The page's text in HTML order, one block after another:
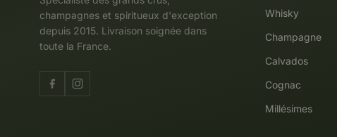
champagnes et spiritueux d'exception
depuis 2015. Livraison soignée dans
toute la France.
Whisky
Champagne
Calvados
Cognac
Millésimes